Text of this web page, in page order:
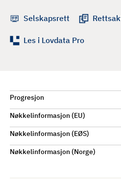
Selskapsrett
Les i Lovdata Pro
Progresjon
Nøkkelinformasjon (EU)
Nøkkelinformasjon (EØS)
Nøkkelinformasjon (Norge)